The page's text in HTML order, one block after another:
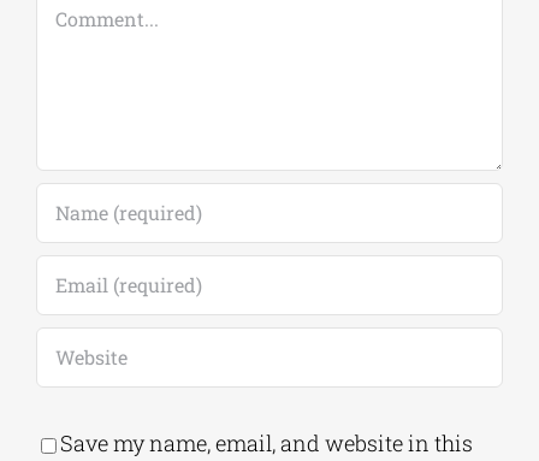
Comment
Save my name, email, and website in this